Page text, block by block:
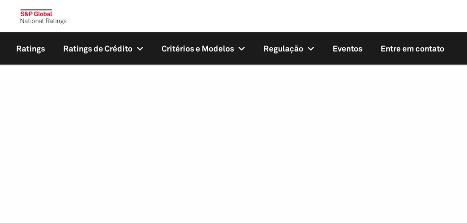
Ratings Ratings de Crédito Critérios e Modelos Regulação Eventos Entre em contato